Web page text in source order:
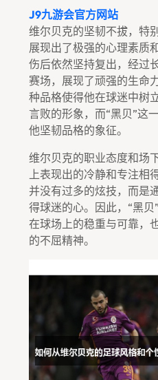
J9九游会官方网站
维尔贝克的坚韧不拔，特
展现出了极强的心理素质
伤后依然坚持复出，经过
赛场，展现了顽强的生命
种品格使得他在球迷中树
言败的形象，而“黑贝”这
他坚韧品格的象征。
维尔贝克的职业态度和场
上表现出的冷静和专注相
并没有过多的炫技，而是
得球迷的心。因此，“黑
在球场上的稳重与可靠，
的不屈精神。